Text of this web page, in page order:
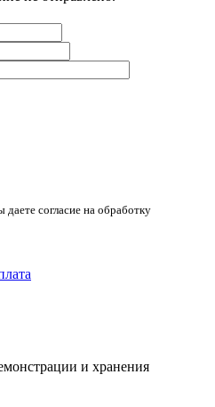
согласие на обработку
и хранения